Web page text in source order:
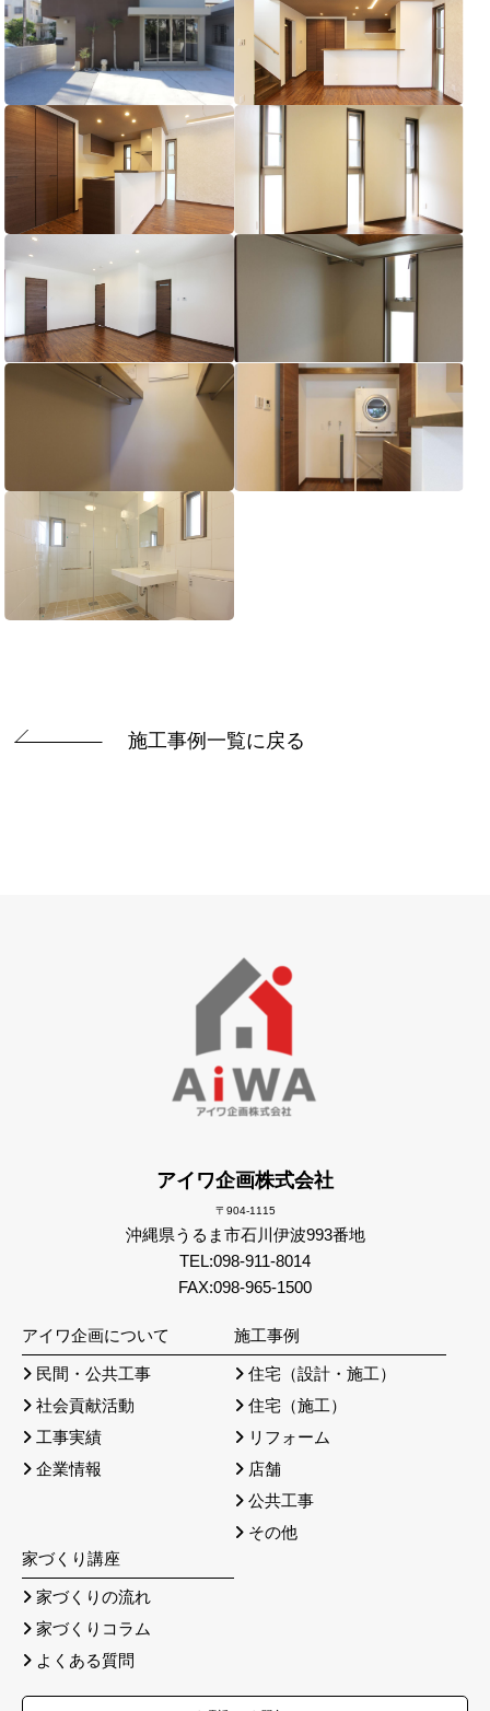
施工事例一覧に戻る
アイワ企画株式会社
〒904-1115
沖縄県うるま市石川伊波993番地
TEL:098-911-8014
FAX:098-965-1500
アイワ企画について
民間・公共工事
社会貢献活動
工事実績
企業情報
施工事例
住宅（設計・施工）
住宅（施工）
リフォーム
店舗
公共工事
その他
家づくり講座
家づくりの流れ
家づくりコラム
よくある質問